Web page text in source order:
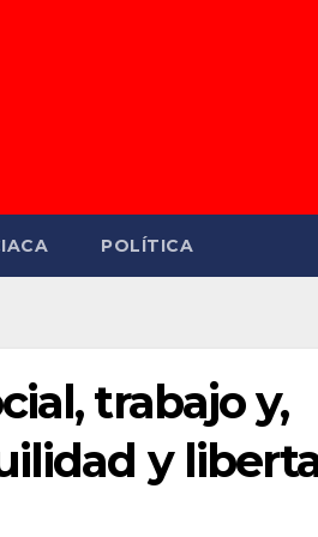
POLÍTICA
trabajo y,
y